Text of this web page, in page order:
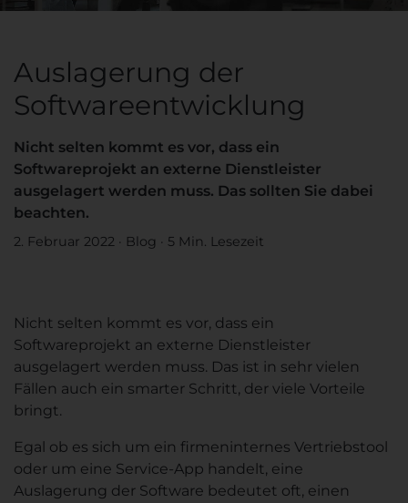
Auslagerung der
Softwareentwicklung
Nicht selten kommt es vor, dass ein
Softwareprojekt an externe Dienstleister
ausgelagert werden muss. Das sollten Sie dabei
beachten.
2. Februar 2022 · Blog · 5 Min. Lesezeit
Nicht selten kommt es vor, dass ein
Softwareprojekt an externe Dienstleister
ausgelagert werden muss. Das ist in sehr vielen
Fällen auch ein smarter Schritt, der viele Vorteile
bringt.
Egal ob es sich um ein firmeninternes Vertriebstool
oder um eine Service-App handelt, eine
Auslagerung der Software bedeutet oft, einen